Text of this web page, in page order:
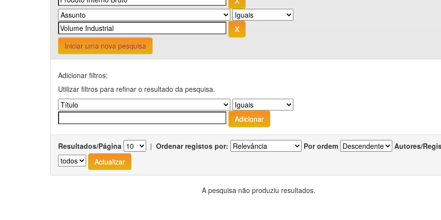
Iniciar uma nova pesquisa
Adicionar filtros:
Utilizar filtros para refinar o resultado da pesquisa.
Resultados/Página | Ordenar registos por: Por ordem Autores/
A pesquisa não produziu resultados.